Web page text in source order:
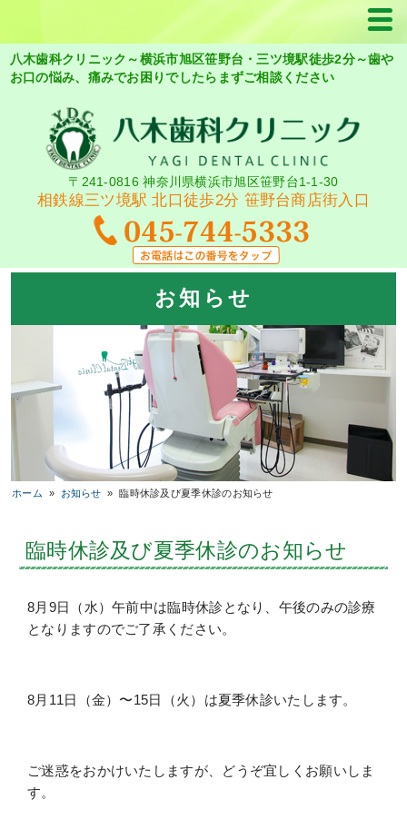
八木歯科クリニック～横浜市旭区笹野台・三ツ境駅徒歩2分～歯や
お口の悩み、痛みでお困りでしたらまずご相談ください
〒241-0816 神奈川県横浜市旭区笹野台1-1-30
相鉄線三ツ境駅 北口徒歩2分 笹野台商店街入口
お知らせ
ホーム » お知らせ »臨時休診及び夏季休診のお知らせ
臨時休診及び夏季休診のお知らせ
8月9日（水）午前中は臨時休診となり、午後のみの診療
となりますのでご了承ください。
8月11日（金）〜15日（火）は夏季休診いたします。
ご迷惑をおかけいたしますが、どうぞ宜しくお願いしま
す。